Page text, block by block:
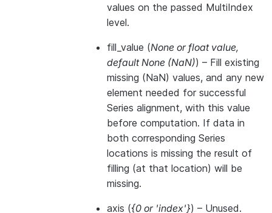
values on the passed MultiIndex
level.
fill_value (None orfloat value,
default None (NaN)) – Fill existing
missing (NaN) values, and any new
element needed for successful
Series alignment, with this value
before computation. If data in
both corresponding Series
locations is missing the result of
filling (at that location) will be
missing.
axis ({0 or 'index'}) – Unused.